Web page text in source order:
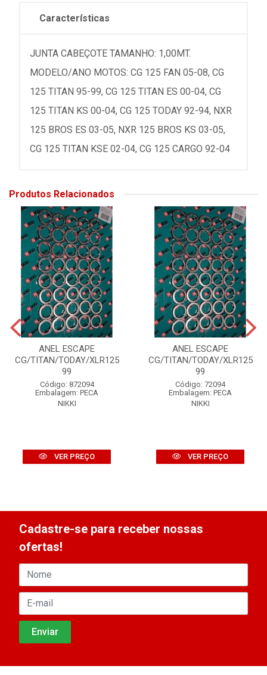
Características
JUNTA CABEÇOTE TAMANHO: 1,00MT.
MODELO/ANO MOTOS: CG 125 FAN 05-08, CG
125 TITAN 95-99, CG 125 TITAN ES 00-04, CG
125 TITAN KS 00-04, CG 125 TODAY 92-94, NXR
125 BROS ES 03-05, NXR 125 BROS KS 03-05,
CG 125 TITAN KSE 02-04, CG 125 CARGO 92-04
Produtos Relacionados
ANEL ESCAPE
CG/TITAN/TODAY/XLR125
99
Código: 872094
Embalagem: PECA
NIKKI
VER PREÇO
ANEL ESCAPE
CG/TITAN/TODAY/XLR125
99
Código: 72094
Embalagem: PECA
NIKKI
VER PREÇO
Cadastre-se para receber nossas
ofertas!